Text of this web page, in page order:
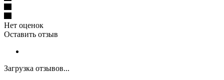
Нет оценок
Оставить отзыв
Загрузка отзывов...